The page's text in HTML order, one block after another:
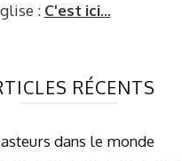
: C'est ici...
RÉCENTS
dans le monde